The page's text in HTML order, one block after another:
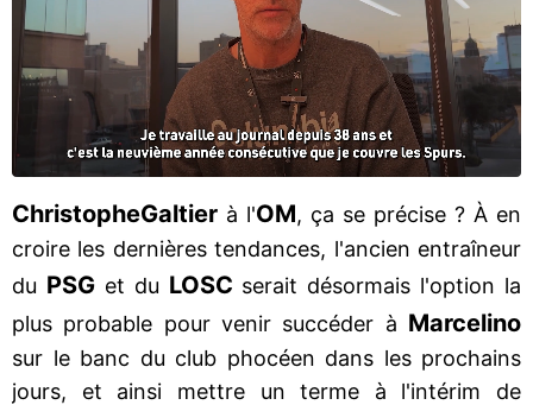
ChristopheGaltier à l'OM, ça se précise ? À en
croire les dernières tendances, l'ancien entraîneur
du PSGet du LOSC serait désormais l'option la
plus probable pour venir succéder à Marcelino
sur le banc du club phocéen dans les prochains
jours, et ainsi mettre un terme à l'intérim de